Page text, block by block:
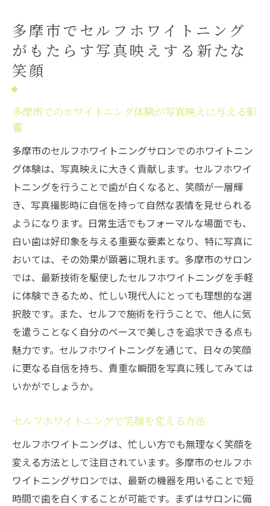
多摩市のセルフホワイトニングがもたらす
自信の変化
多摩市で新しい笑顔をデザインするセルフ
セルフホワイトニングサロン選びで叶える多摩
市の輝くスマイル
多摩市で完璧なサロンを見つけるためのポ
イント
セルフホワイトニングサロン選びで笑顔を
輝かせる
多摩市で最高のセルフホワイトニング体験
を選ぶ
理想のセルフホワイトニングサロンを多摩
市で見つける
多摩市のホワイトニングサロンで輝く笑顔
を手に入れる方法
多摩市でセルフホワイトニングサロンを選
写真映えを狙うなら多摩市のセルフホワイトニ
ングを試そう
多摩市で写真映えを重視したセルフホワイ
トニング体験
セルフホワイトニングで撮影に自信を持つ
多摩市でセルフホワイトニング
がもたらす写真映えする新たな
笑顔
多摩市でのホワイトニング体験が写真映えに与える影
響
多摩市のセルフホワイトニングサロンでのホワイトニン
グ体験は、写真映えに大きく貢献します。セルフホワイ
トニングを行うことで歯が白くなると、笑顔が一層輝
き、写真撮影時に自信を持って自然な表情を見せられる
ようになります。日常生活でもフォーマルな場面でも、
白い歯は好印象を与える重要な要素となり、特に写真に
おいては、その効果が顕著に現れます。多摩市のサロン
では、最新技術を駆使したセルフホワイトニングを手軽
に体験できるため、忙しい現代人にとっても理想的な選
択肢です。また、セルフで施術を行うことで、他人に気
を遣うことなく自分のペースで美しさを追求できる点も
魅力です。セルフホワイトニングを通じて、日々の笑顔
に更なる自信を持ち、貴重な瞬間を写真に残してみては
いかがでしょうか。
セルフホワイトニングで笑顔を変える方法
セルフホワイトニングは、忙しい方でも無理なく笑顔を
変える方法として注目されています。多摩市のセルフホ
ワイトニングサロンでは、最新の機器を用いることで短
時間で歯を白くすることが可能です。まずはサロンに備